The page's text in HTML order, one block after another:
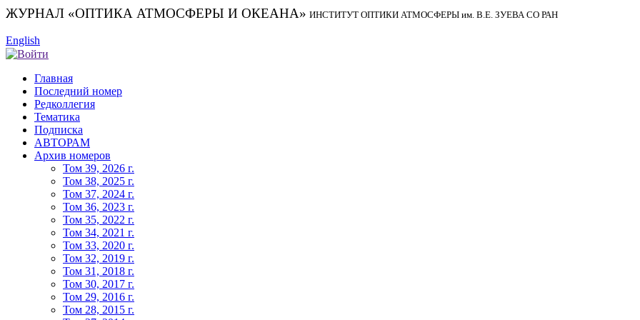
ЖУРНАЛ «ОПТИКА АТМОСФЕРЫ И ОКЕАНА» ИНСТИТУТ ОПТИКИ АТМОСФЕРЫ им. В.Е. ЗУЕВА СО РАН
English
Главная
Последний номер
Редколлегия
Тематика
Подписка
АВТОРАМ
Архив номеров
Том 39, 2026 г.
Том 38, 2025 г.
Том 37, 2024 г.
Том 36, 2023 г.
Том 35, 2022 г.
Том 34, 2021 г.
Том 33, 2020 г.
Том 32, 2019 г.
Том 31, 2018 г.
Том 30, 2017 г.
Том 29, 2016 г.
Том 28, 2015 г.